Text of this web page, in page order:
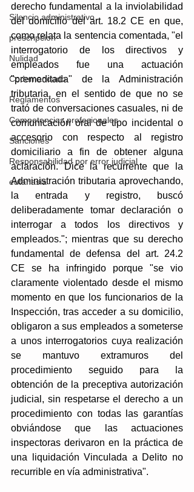
Silencio administrativo
prescripcion
Nulidad
Codemandado
Reglamentos
Competencias profesionales
Sanciones
Responsabilidad por error judicial
eutanasia
derecho fundamental a la inviolabilidad
del domicilio del art. 18.2 CE en que,
como relata la sentencia comentada, "el
interrogatorio de los directivos y
empleados fue una actuación
"premeditada" de la Administración
tributaria, en el sentido de que no se
trató de conversaciones casuales, ni de
comunicación oral de tipo incidental o
accesorio con respecto al registro
domiciliario a fin de obtener alguna
aclaración. Dice la recurrente que la
Administración tributaria aprovechando,
la entrada y registro, buscó
deliberadamente tomar declaración o
interrogar a todos los directivos y
empleados."; mientras que su derecho
fundamental de defensa del art. 24.2
CE se ha infringido porque "se vio
claramente violentado desde el mismo
momento en que los funcionarios de la
Inspección, tras acceder a su domicilio,
obligaron a sus empleados a someterse
a unos interrogatorios cuya realización
se mantuvo extramuros del
procedimiento seguido para la
obtención de la preceptiva autorización
judicial, sin respetarse el derecho a un
procedimiento con todas las garantías
obviándose que las actuaciones
inspectoras derivaron en la práctica de
una liquidación Vinculada a Delito no
recurrible en vía administrativa".